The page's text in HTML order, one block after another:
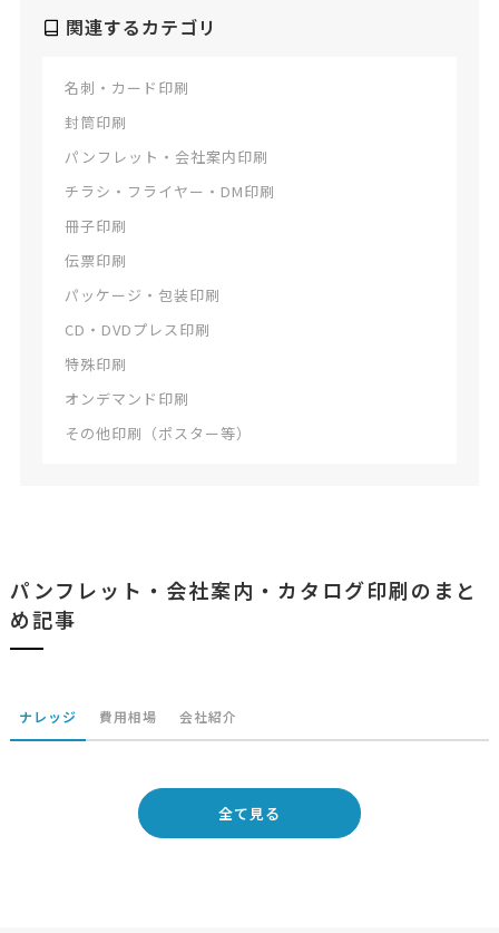
関連するカテゴリ
名刺・カード印刷
封筒印刷
パンフレット・会社案内印刷
チラシ・フライヤー・DM印刷
冊子印刷
伝票印刷
パッケージ・包装印刷
CD・DVDプレス印刷
特殊印刷
オンデマンド印刷
その他印刷（ポスター等）
パンフレット・会社案内・カタログ印刷のまと
め記事
ナレッジ 費用相場 会社紹介
全て見る